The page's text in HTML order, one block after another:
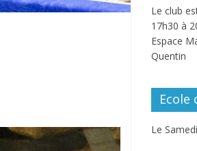
Le club
17h30 à
Espace
Quentin
Ecole
Le